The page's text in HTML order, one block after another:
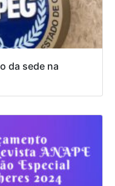
da sede na